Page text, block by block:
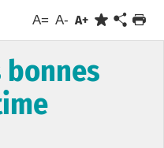
A= A- A+
bonnes